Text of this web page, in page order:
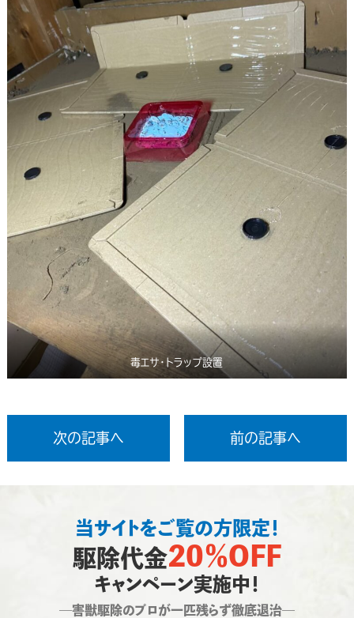
毒エサ・トラップ設置
次の記事へ 前の記事へ
当サイトをご覧の方限定！
駆除代金20％OFF
キャンペーン実施中！
―害獣駆除のプロが一匹残らず徹底退治―